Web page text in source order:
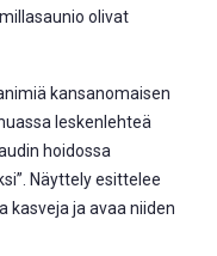
olivat
kansanomaisen
leskenlehteä
hoidossa
Näyttely esittelee
ja avaa niiden